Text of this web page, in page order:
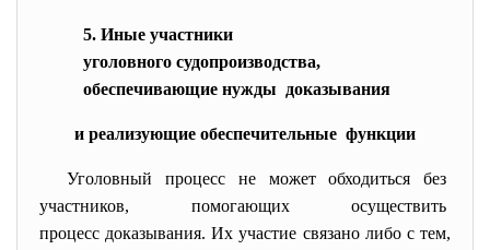
5. Иные участники
уголовного судопроизводства,
обеспечивающие нужды доказывания
и реализующие обеспечительные функции
Уголовный процесс не может обходиться без
участников, помогающих осуществить
процесс доказывания. Их участие связано либо с тем,